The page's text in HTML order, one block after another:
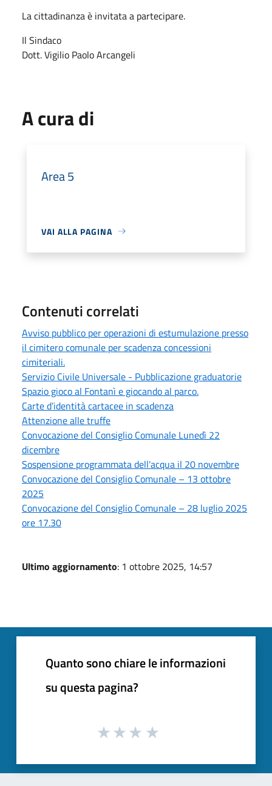
La cittadinanza è invitata a partecipare.
Il Sindaco
Dott. Vigilio Paolo Arcangeli
A cura di
Area 5
VAI ALLA PAGINA
Contenuti correlati
Avviso pubblico per operazioni di estumulazione presso
il cimitero comunale per scadenza concessioni
cimiteriali.
Servizio Civile Universale - Pubblicazione graduatorie
Spazio gioco al Fontanì e giocando al parco.
Carte d’identità cartacee in scadenza
Attenzione alle truffe
Convocazione del Consiglio Comunale Lunedì 22
dicembre
Sospensione programmata dell'acqua il 20 novembre
Convocazione del Consiglio Comunale – 13 ottobre
2025
Convocazione del Consiglio Comunale – 28 luglio 2025
ore 17.30
Ultimo aggiornamento: 1 ottobre 2025, 14:57
Quanto sono chiare le informazioni
su questa pagina?